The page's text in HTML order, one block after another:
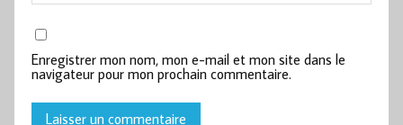
Enregistrer mon nom, mon e-mail et mon site dans le
navigateur pour mon prochain commentaire.